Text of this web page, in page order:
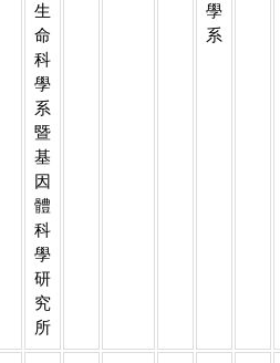
生
命
科
學
系
暨
基
因
體
科
學
研
究
所
學
系